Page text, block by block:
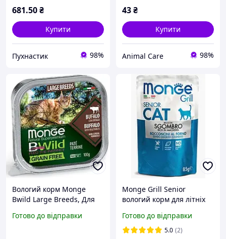
681.50₴
Купити
Пухнастик 98%
43₴
Купити
Animal Care 98%
Вологий корм Monge
Bwild Large Breeds, Для
) буйвол/овочі
Готово до відправки
Monge Grill Senior
вологий корм для літніх
консерви 85 г скумбрія
Готово до відправки
5.0 (2)